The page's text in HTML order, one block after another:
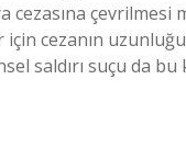
cezasına çevrilmesi
için cezanın
saldırı suçu da